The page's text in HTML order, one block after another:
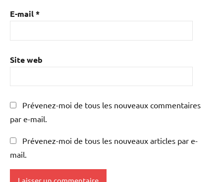
E-mail*
Site web
Prévenez-moi de tous les nouveaux commentaires
par e-mail.
Prévenez-moi de tous les nouveaux articles par e-
mail.